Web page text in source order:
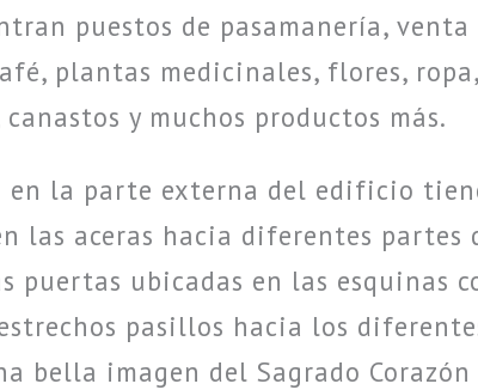
puestos de pasamanería,
plantas medicinales, flores,
y muchos productos más.
en la parte externa del edificio
las aceras hacia diferentes
puertas ubicadas en las esquinas
pasillos hacia los
bella imagen del Sagrado